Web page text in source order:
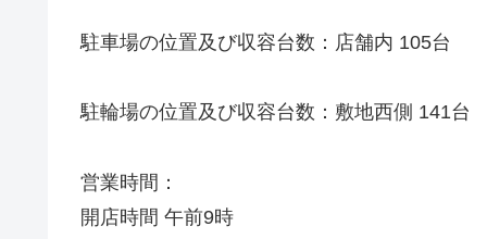
駐車場の位置及び収容台数：店舗内 105台
駐輪場の位置及び収容台数：敷地西側 141台
営業時間：
開店時間 午前9時